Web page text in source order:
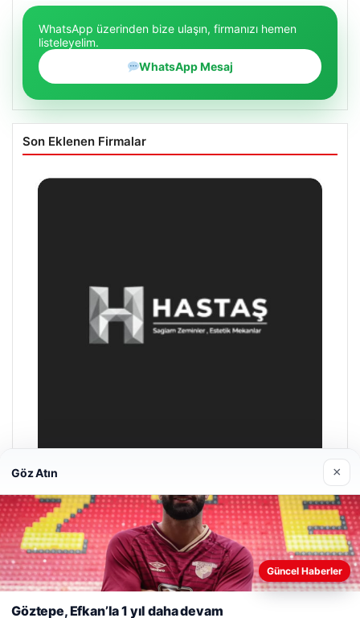
WhatsApp üzerinden bize ulaşın, firmanızı hemen
listeleyelim.
WhatsApp Mesaj
Son Eklenen Firmalar
Enes Kaplan Avukatlık Bürosu
28/04/2026
Web sitemizi nasıl kullandığınızı daha iyi anlayabilmek,
deneyiminizi kişiselleştirmek ve geliştirmek amacıyla çerezler
kullanıyoruz.Çerez Politikamız
Reddet Kabul Et
Göz Atın ×
Güncel Haberler
Göztepe, Efkan’la 1 yıl daha devam